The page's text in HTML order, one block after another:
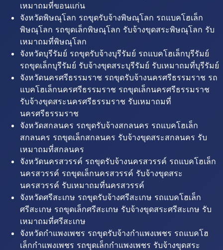
เหมาถมที่ขอนแก่น
จังหวัดพิษณุโลก รถขุดรับจ้างพิษณุโลก รถแบคโฮเล็ก
พิษณุโลก รถขุดเล็กพิษณุโลก รับจ้างขุดสระพิษณุโลก รับ
เหมาถมที่พิษณุโลก
จังหวัดบุรีรัมย์ รถขุดรับจ้างบุรีรัมย์ รถแบคโฮเล็กบุรีรัมย์
รถขุดเล็กบุรีรัมย์ รับจ้างขุดสระบุรีรัมย์ รับเหมาถมที่บุรีรัมย์
จังหวัดนครศรีธรรมราช รถขุดรับจ้างนครศรีธรรมราช รถ
แบคโฮเล็กนครศรีธรรมราช รถขุดเล็กนครศรีธรรมราช
รับจ้างขุดสระนครศรีธรรมราช รับเหมาถมที่
นครศรีธรรมราช
จังหวัดสกลนคร รถขุดรับจ้างสกลนคร รถแบคโฮเล็ก
สกลนคร รถขุดเล็กสกลนคร รับจ้างขุดสระสกลนคร รับ
เหมาถมที่สกลนคร
จังหวัดนครสวรรค์ รถขุดรับจ้างนครสวรรค์ รถแบคโฮเล็ก
นครสวรรค์ รถขุดเล็กนครสวรรค์ รับจ้างขุดสระ
นครสวรรค์ รับเหมาถมที่นครสวรรค์
จังหวัดศรีสะเกษ รถขุดรับจ้างศรีสะเกษ รถแบคโฮเล็ก
ศรีสะเกษ รถขุดเล็กศรีสะเกษ รับจ้างขุดสระศรีสะเกษ รับ
เหมาถมที่ศรีสะเกษ
จังหวัดกำแพงเพชร รถขุดรับจ้างกำแพงเพชร รถแบคโฮ
เล็กกำแพงเพชร รถขุดเล็กกำแพงเพชร รับจ้างขุดสระ